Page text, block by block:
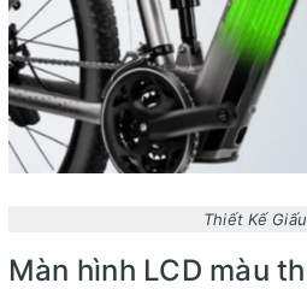
Thiết Kế
Màn hình LCD màu